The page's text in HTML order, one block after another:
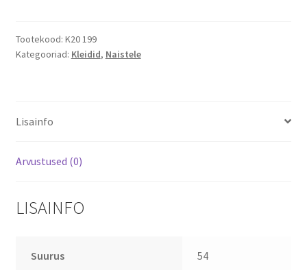
Tootekood: K20 199
Kategooriad: Kleidid, Naistele
Lisainfo
Arvustused (0)
LISAINFO
Suurus 54